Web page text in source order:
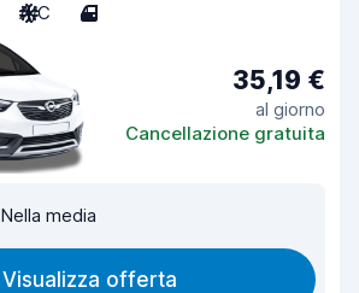
A/C 4
35,19 €
al giorno
Cancellazione gratuita
Nella media
Visualizza offerta